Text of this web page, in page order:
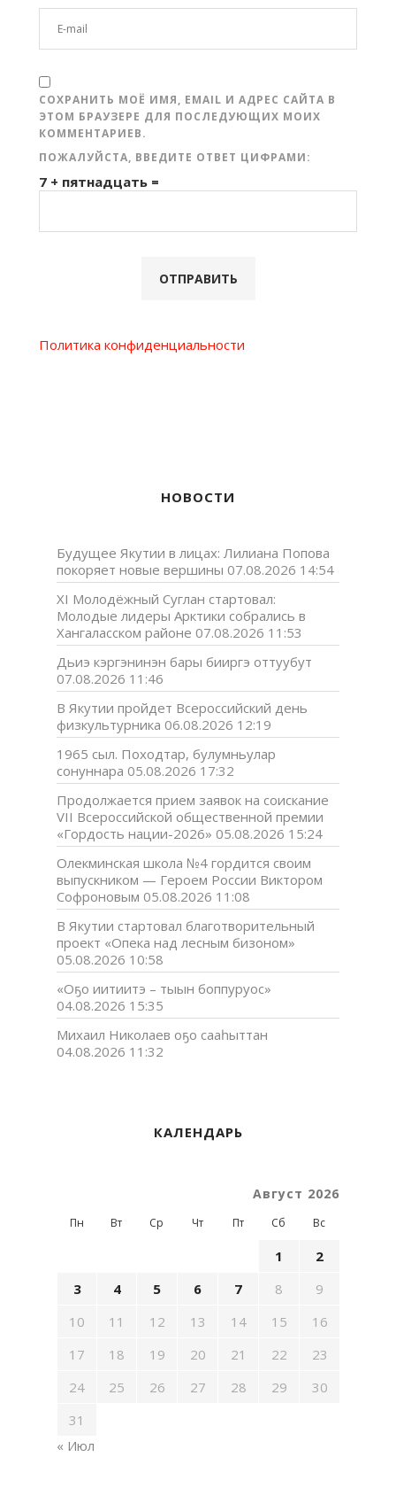
СОХРАНИТЬ МОЁ ИМЯ, EMAIL И АДРЕС САЙТА В
ЭТОМ БРАУЗЕРЕ ДЛЯ ПОСЛЕДУЮЩИХ МОИХ
КОММЕНТАРИЕВ.
ПОЖАЛУЙСТА, ВВЕДИТЕ ОТВЕТ ЦИФРАМИ:
7 + пятнадцать =
Политика конфиденциальности
НОВОСТИ
Будущее Якутии в лицах: Лилиана Попова
покоряет новые вершины 07.08.2026 14:54
XI Молодёжный Суглан стартовал:
Молодые лидеры Арктики собрались в
Хангаласском районе 07.08.2026 11:53
Дьиэ кэргэнинэн бары бииргэ оттуубут
07.08.2026 11:46
В Якутии пройдет Всероссийский день
физкультурника 06.08.2026 12:19
1965 сыл. Походтар, булумньулар
сонуннара 05.08.2026 17:32
Продолжается прием заявок на соискание
VII Всероссийской общественной премии
«Гордость нации-2026» 05.08.2026 15:24
Олекминская школа №4 гордится своим
выпускником — Героем России Виктором
Софроновым 05.08.2026 11:08
В Якутии стартовал благотворительный
проект «Опека над лесным бизоном»
05.08.2026 10:58
«Оҕо иитиитэ – тыын боппуруос»
04.08.2026 15:35
Михаил Николаев оҕо сааһыттан
04.08.2026 11:32
КАЛЕНДАРЬ
Август 2026
Пн Вт Ср Чт Пт Сб Вс
1
2
3
4 5 6 7 8
9
10
11 12 13 14 15
16
17
18 19 20 21 22
23
24
25 26 27 28 29
30
31
« Июл